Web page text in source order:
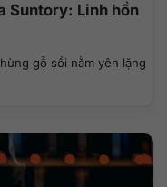
Suntory: Linh hồn
gỗ sồi nằm yên lặng